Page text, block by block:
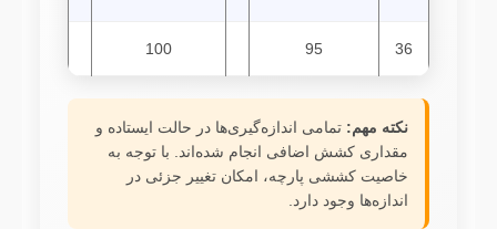
36
95
100
نکته مهم: تمامی اندازه‌گیری‌ها در حالت ایستاده و
مقداری کشش اضافی انجام شده‌اند. با توجه به
خاصیت کششی پارچه، امکان تغییر جزئی در
اندازه‌ها وجود دارد.